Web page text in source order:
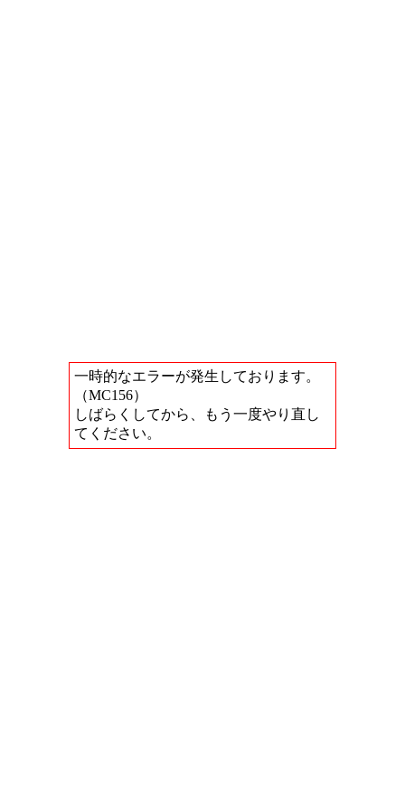
一時的なエラーが発生しております。
（MC156）
しばらくしてから、もう一度やり直し
てください。